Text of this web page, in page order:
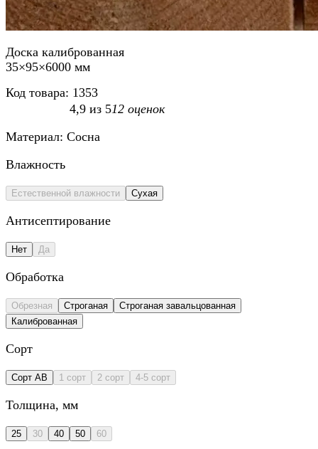
Доска калиброванная
35×95×6000 мм
Код товара: 1353
4,9 из 512 оценок
Материал: Сосна
Влажность
Естественной влажности Сухая
Антисептирование
Нет Да
Обработка
Обрезная Строганая
Строганая завальцованная
Калиброванная
Сорт
Сорт AB 1 сорт 2 сорт 4-5 сорт
Толщина, мм
25 30 40 50 60